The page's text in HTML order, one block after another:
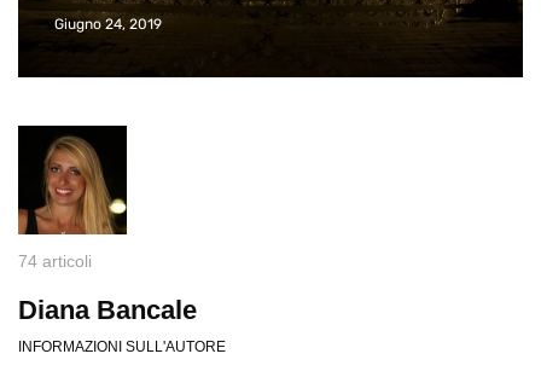
Giugno 24, 2019
74 articoli
Diana Bancale
INFORMAZIONI SULL'AUTORE